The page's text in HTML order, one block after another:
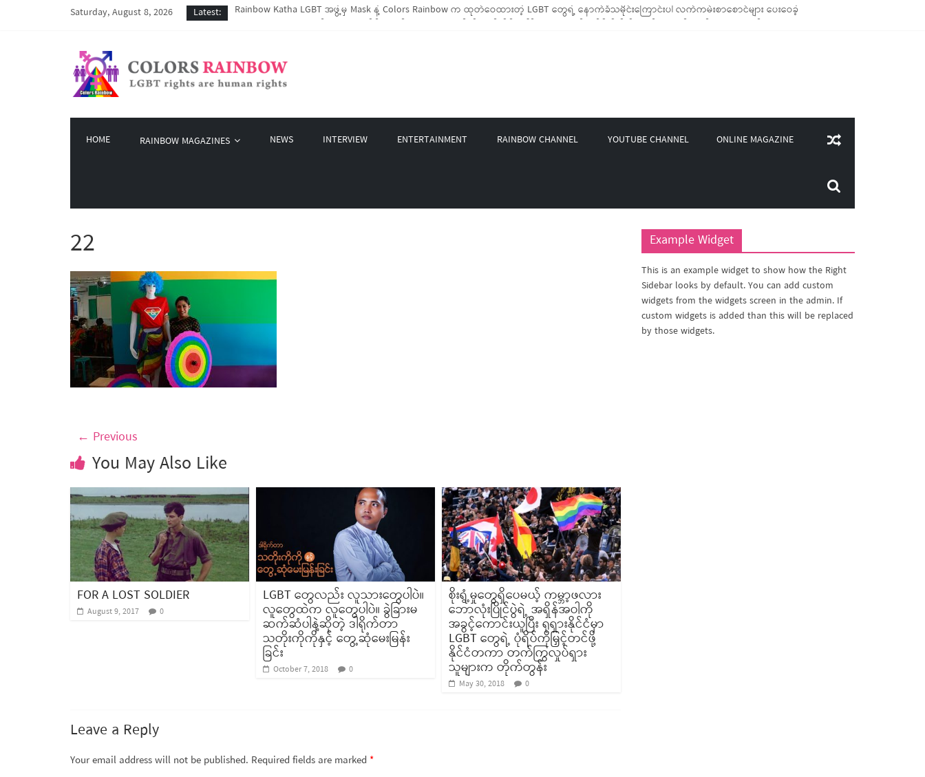
Saturday, August 8, 2026 Latest:
COVID-19 ကာလအတွင်း LGBTIQ အိမ်ထောင်စု (၁၀၀၀)ကျော်ကို ကျပ်သိန်းပေါင်း(၄၀၀)ကျော်တန်ဖိုးရှိ မီးဖိုချောင်သုံး ကုန်ပစ္စည်းများ ထောက်ပံ့ခဲ့
Colors Rainbow မှ စက်တင်ဘာလအတွင်း အွန်လိုင်းသင်တန်းနှစ်ခု ဖွင့်လှစ်ပေးနိုင်ခဲ့
HOME RAINBOW MAGAZINES NEWS INTERVIEW ENTERTAINMENT RAINBOW CHANNEL YOUTUBE CHANNEL ONLINE MAGAZINE
22
← Previous
You May Also Like
FOR A LOST SOLDIER
August 9, 2017 0
LGBT တွေလည်း လူသားတွေပါပဲ။
လူတွေထဲက လူတွေပါပဲ။ ခွဲခြားမ
ဆက်ဆံပါနဲ့ဆိုတဲ့ ဒါရိုက်တာ
သတိုးကိုကိုနှင့် တွေ့ဆုံမေးမြန်း
ခြင်း
October 7, 2018 0
စိုးရွံ့မှုတွေရှိပေမယ့် ကမ္ဘာ့ဖလား
ဘောလုံးပြိုင်ပွဲရဲ့ အရှိန်အဝါကို
အခွင့်ကောင်းယူပြီး ရုရှားနိုင်ငံမှာ
LGBT တွေရဲ့ ပုံရိပ်ကိုမြှင့်တင်ဖို့
နိုင်ငံတကာ တက်ကြွလှုပ်ရှား
သူများက တိုက်တွန်း
May 30, 2018 0
Leave a Reply
Your email address will not be published. Required fields are marked *
Example Widget
This is an example widget to show how the Right
Sidebar looks by default. You can add custom
widgets from the widgets screen in the admin. If
custom widgets is added than this will be replaced
by those widgets.